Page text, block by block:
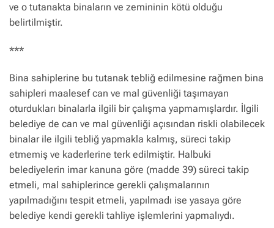
ve o tutanakta binaların ve zemininin kötü olduğu
belirtilmiştir.
***
Bina sahiplerine bu tutanak tebliğ edilmesine rağmen bina
sahipleri maalesef can ve mal güvenliği taşımayan
oturdukları binalarla ilgili bir çalışma yapmamışlardır. İlgili
belediye de can ve mal güvenliği açısından riskli olabilecek
binalar ile ilgili tebliğ yapmakla kalmış, süreci takip
etmemiş ve kaderlerine terk edilmiştir. Halbuki
belediyelerin imar kanuna göre (madde 39) süreci takip
etmeli, mal sahiplerince gerekli çalışmalarının
yapılmadığını tespit etmeli, yapılmadı ise yasaya göre
belediye kendi gerekli tahliye işlemlerini yapmalıydı.